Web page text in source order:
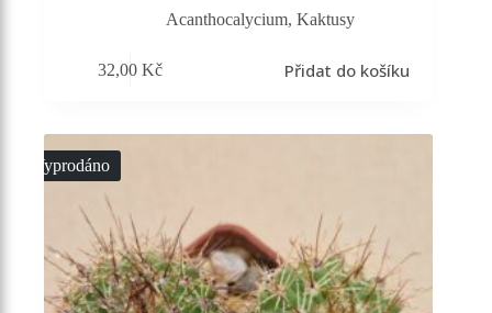
Acanthocalycium,Kaktusy
32,00Kč Přidat do košíku
Vyprodáno